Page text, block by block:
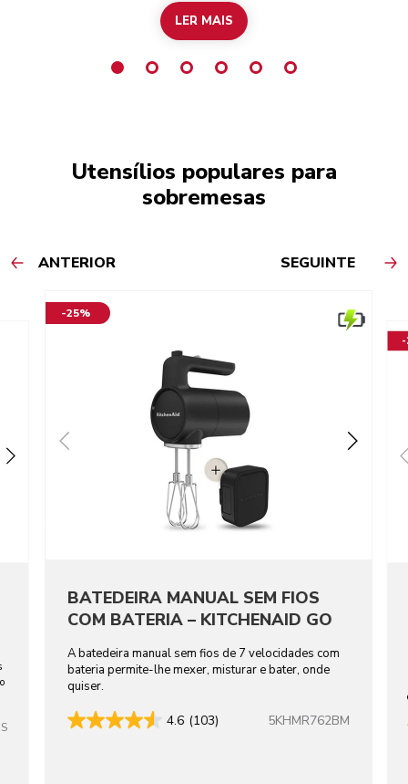
LER MAIS
Utensílios populares para
sobremesas
ANTERIOR SEGUINTE
-25%
BATEDEIRA MANUAL SEM FIOS
COM BATERIA – KITCHENAID GO
A batedeira manual sem fios de 7 velocidades com
bateria permite-lhe mexer, misturar e bater, onde
quiser.
4.6 (103) 5KHMR762BM
-